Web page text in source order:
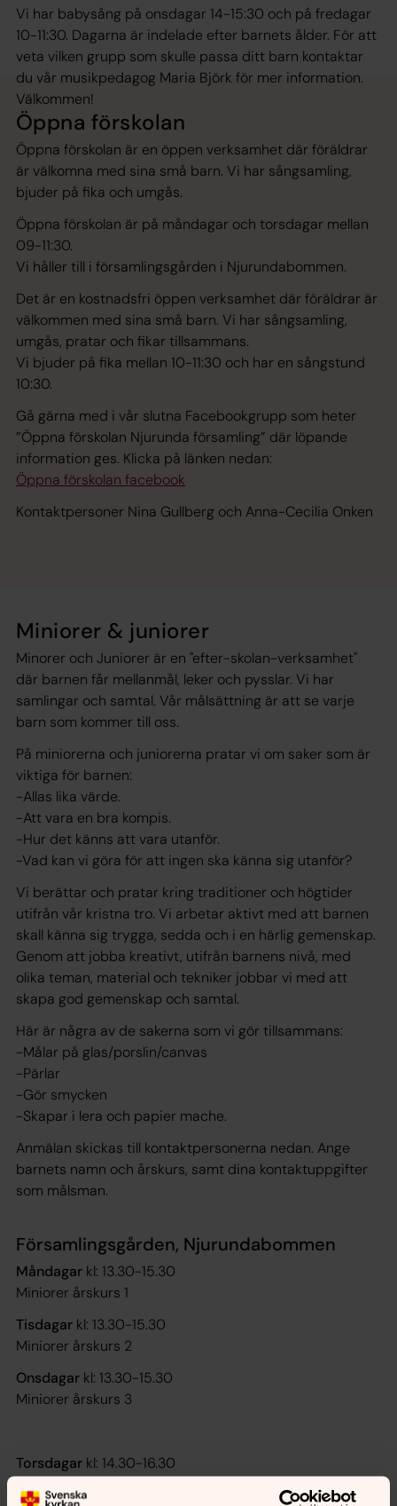
Vi har babysång på onsdagar 14-15:30 och på fredagar
10-11:30. Dagarna är indelade efter barnets ålder. För att
veta vilken grupp som skulle passa ditt barn kontaktar
du vår musikpedagog Maria Björk för mer information.
Välkommen!
Öppna förskolan
Öppna förskolan är en öppen verksamhet där föräldrar
är välkomna med sina små barn. Vi har sångsamling,
bjuder på fika och umgås.
Öppna förskolan är på måndagar och torsdagar mellan
09-11:30.
Vi håller till i församlingsgården i Njurundabommen.
Det är en kostnadsfri öppen verksamhet där föräldrar är
välkommen med sina små barn. Vi har sångsamling,
umgås, pratar och fikar tillsammans.
Vi bjuder på fika mellan 10-11:30 och har en sångstund
10:30.
Gå gärna med i vår slutna Facebookgrupp som heter
”Öppna förskolan Njurunda församling” där löpande
information ges. Klicka på länken nedan:
Öppna förskolan facebook
Kontaktpersoner Nina Gullberg och Anna-Cecilia Onken
Miniorer & juniorer
Minorer och Juniorer är en "efter-skolan-verksamhet"
där barnen får mellanmål, leker och pysslar. Vi har
samlingar och samtal. Vår målsättning är att se varje
barn som kommer till oss.
På miniorerna och juniorerna pratar vi om saker som är
viktiga för barnen:
-Allas lika värde.
-Att vara en bra kompis.
-Hur det känns att vara utanför.
-Vad kan vi göra för att ingen ska känna sig utanför?
Vi berättar och pratar kring traditioner och högtider
utifrån vår kristna tro. Vi arbetar aktivt med att barnen
skall känna sig trygga, sedda och i en härlig gemenskap.
Genom att jobba kreativt, utifrån barnens nivå, med
olika teman, material och tekniker jobbar vi med att
skapa god gemenskap och samtal.
Här är några av de sakerna som vi gör tillsammans:
-Målar på glas/porslin/canvas
-Pärlar
-Gör smycken
-Skapar i lera och papier mache.
Anmälan skickas till kontaktpersonerna nedan. Ange
barnets namn och årskurs, samt dina kontaktuppgifter
som målsman.
Församlingsgården, Njurundabommen
Måndagar kl: 13.30-15.30
Miniorer årskurs 1
Tisdagar kl: 13.30-15.30
Miniorer årskurs 2
Onsdagar kl: 13.30-15.30
Miniorer årskurs 3
Torsdagar kl: 14.30-16.30